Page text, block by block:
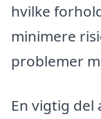
hvilke
minimere
problemer
En vigtig del